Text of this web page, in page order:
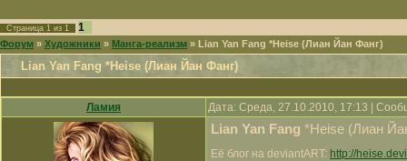
Страница 1 из 1 1
Форум » Художники » Манга-реализм » Lian Yan Fang *Heise (Лиан Йан Фанг)
Lian Yan Fang *Heise (Лиан Йан Фанг)
Ламия Дата: Среда, 27.10.2010, 17:13 |
Lian Yan Fang *Heise (Лиан
Её блог на deviantART: http://